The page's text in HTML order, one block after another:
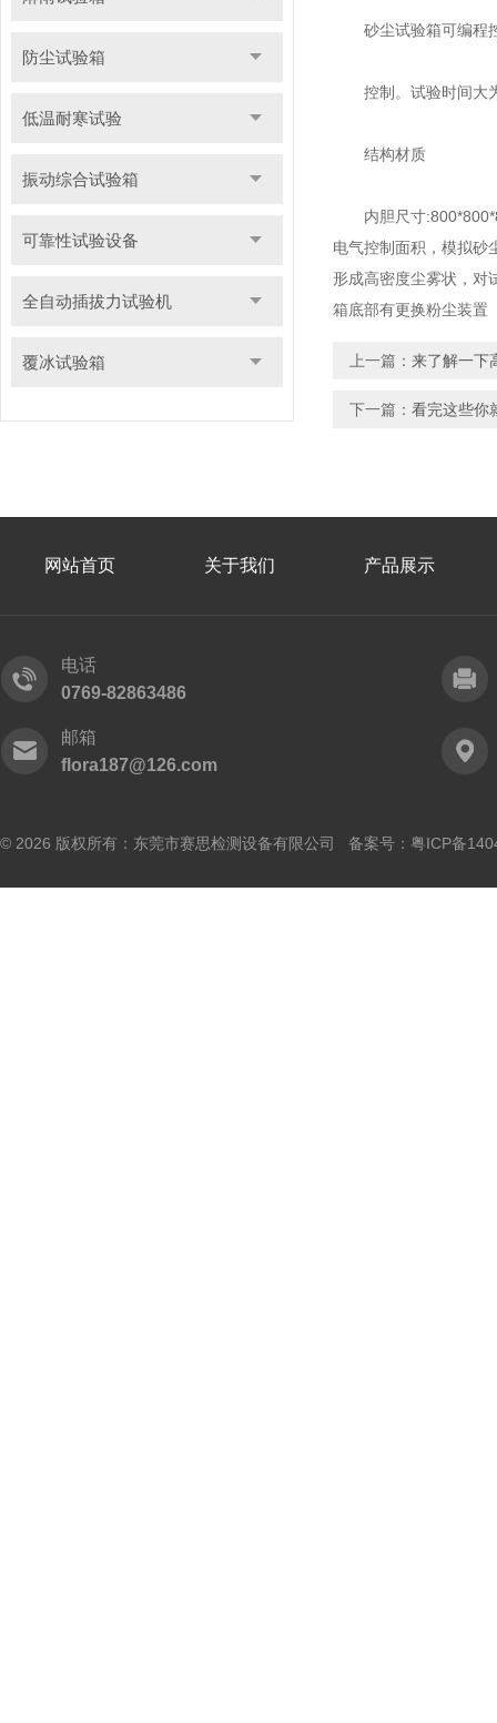
防尘试验箱
低温耐寒试验
振动综合试验箱
可靠性试验设备
全自动插拔力试验机
覆冰试验箱
砂尘试验箱可编程控
控制。试验时间大为
结构材质
内胆尺寸
电气控制面积，模拟砂
形成高密度尘雾状，对
箱底部有更换粉尘装置
上一篇： 来了解一下
下一篇： 看完这些你
网站首页 关于我们 产品展示
电话
0769-82863486
邮箱
flora187@126.com
© 2026 版权所有：东莞市赛思检测设备有限公司 备案号： 粤ICP备